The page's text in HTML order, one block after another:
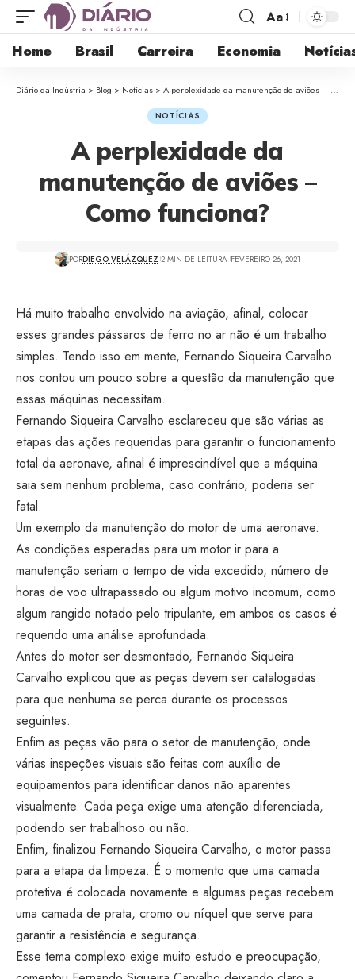
Aa
Home Brasil Carreira Economia
Diário da Indústria > Blog > Notícias >A perplexidade da manutenção de aviões – Como funciona?
NOTÍCIAS
A perplexidade da
manutenção de aviões –
Como funciona?
PORDIEGO VELÁZQUEZ 2 MIN DE LEITURA FEVEREIRO 26, 2021
Há muito trabalho envolvido na aviação, afinal, colocar
esses grandes pássaros de ferro no ar não é um trabalho
simples. Tendo isso em mente, Fernando Siqueira Carvalho
nos contou um pouco sobre a questão da manutenção que
essas máquinas necessitam.
Fernando Siqueira Carvalho esclareceu que são várias as
etapas das ações requeridas para garantir o funcionamento
total da aeronave, afinal é imprescindível que a máquina
saia sem nenhum problema, caso contrário, poderia ser
fatal.
Um exemplo da manutenção do motor de uma aeronave.
As condições esperadas para um motor ir para a
manutenção seriam o tempo de vida excedido, número de
horas de voo ultrapassado ou algum motivo incomum, como
algum rangido notado pelo tripulante, em ambos os casos é
requerido uma análise aprofundada.
Antes do motor ser desmontado, Fernando Siqueira
Carvalho explicou que as peças devem ser catalogadas
para que nenhuma se perca durante os processos
seguintes.
Enfim as peças vão para o setor de manutenção, onde
várias inspeções visuais são feitas com auxílio de
equipamentos para identificar danos não aparentes
visualmente. Cada peça exige uma atenção diferenciada,
podendo ser trabalhoso ou não.
Enfim, finalizou Fernando Siqueira Carvalho, o motor passa
para a etapa da limpeza. É o momento que uma camada
protetiva é colocada novamente e algumas peças recebem
uma camada de prata, cromo ou níquel que serve para
garantir a resistência e segurança.
Esse tema complexo exige muito estudo e preocupação,